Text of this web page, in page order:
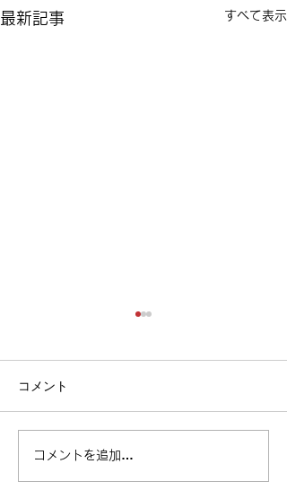
最新記事 すべて表示
ベル・フィットネス ×
Myzone 夏休み特別企画レ
コメント
コメントを追加…